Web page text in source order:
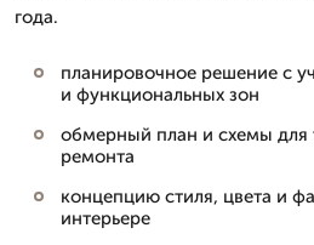
года.
планировочное решение с
и функциональных зон
обмерный план и схемы для
ремонта
концепцию стиля, цвета и
интерьере